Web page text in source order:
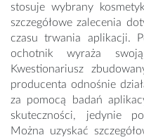
stosuje wybrany
szczegółowe zalecenia
czasu trwania aplikacji.
ochotnik wyraża
Kwestionariusz
producenta odnośnie
za pomocą badań
skuteczności, jedynie
Można uzyskać